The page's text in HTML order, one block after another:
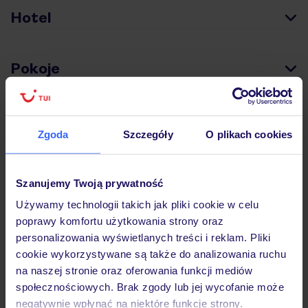
Zgoda Szczegóły O plikach cookies
Szanujemy Twoją prywatność
Używamy technologii takich jak pliki cookie w celu
poprawy komfortu użytkowania strony oraz
personalizowania wyświetlanych treści i reklam. Pliki
cookie wykorzystywane są także do analizowania ruchu
na naszej stronie oraz oferowania funkcji mediów
społecznościowych. Brak zgody lub jej wycofanie może
negatywnie wpłynąć na niektóre funkcje strony.
Hotel
Pokoje
Wyżywienie
Ważne informacje
Często zadawane pytania
Jak zmienić uczestników/osobę zgłaszającą?